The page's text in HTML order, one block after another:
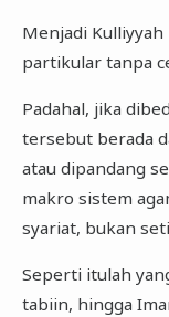
Menjadi
partikular tanpa
Padahal, jika
tersebut berada
atau dipandang
makro sistem
syariat, bukan
Seperti itulah
tabiin, hingga